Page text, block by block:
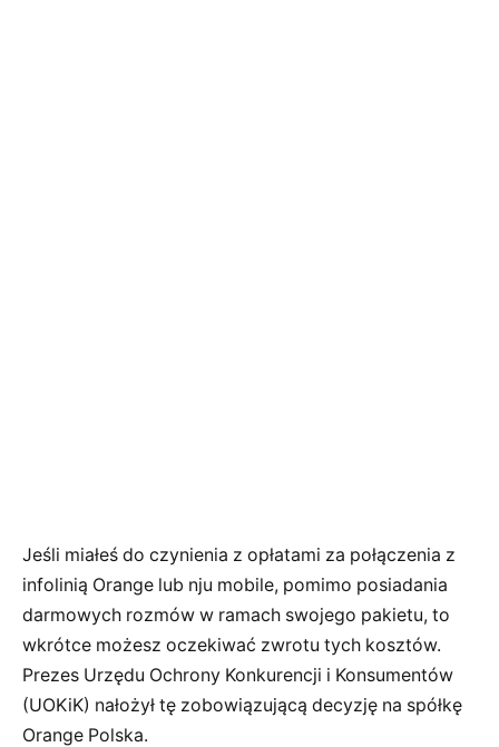
Jeśli miałeś do czynienia z opłatami za połączenia z
infolinią Orange lub nju mobile, pomimo posiadania
darmowych rozmów w ramach swojego pakietu, to
wkrótce możesz oczekiwać zwrotu tych kosztów.
Prezes Urzędu Ochrony Konkurencji i Konsumentów
(UOKiK) nałożył tę zobowiązującą decyzję na spółkę
Orange Polska.